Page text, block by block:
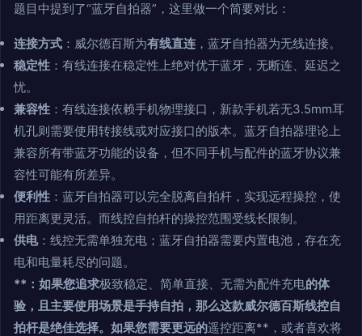
题目中提到了“蓝牙自拍器”，这里做一个简要对比：
连接方式 ：威尔德百斯为有线直连 ，蓝牙自拍器为无线连接。
稳定性 ：有线连接在稳定性上绝对优于蓝牙，无断连、延迟之
忧。
兼容性 ：有线连接依赖手机物理接口，新款手机若无3.5mm耳
机孔则需要使用转接线或对应接口的版本。蓝牙自拍器理论上
兼容所有带蓝牙功能的设备，但不同手机与配件的蓝牙协议兼
容性可能有所差异。
便利性 ：蓝牙自拍器可以完全脱离自拍杆，实现远程操控，使
用距离更灵活。而线控自拍杆的操控范围受线长限制。
供电：线控无需单独充电；蓝牙自拍器需要内置电池，存在充
电和电量耗尽的问题。
**：如果您追求极致稳定、简单直接、无需为配件充电的体
验，且主要使用场景是手持自拍，那么这款威尔德百斯线控自
拍杆是绝佳选择。如果您需要更远的遥控距离**，或者喜欢将